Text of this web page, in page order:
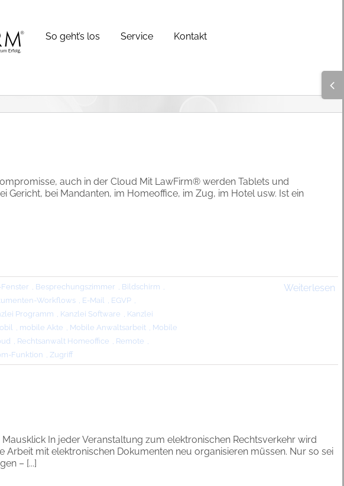
So geht’s los Service Kontakt
auch in der Cloud Mit LawFirm® werden Tablets und
bei Mandanten, im Homeoffice, im Zug, im Hotel usw. Ist ein
, Besprechungszimmer , Bildschirm ,
Workflows , E-Mail , EGVP ,
Programm , Kanzlei Software , Kanzlei
, mobile Akte , Mobile Anwaltsarbeit , Mobile
, Rechtsanwalt Homeoffice , Remote ,
Funktion , Zugriff
Weiterlesen
In jeder Veranstaltung zum elektronischen Rechtsverkehr wird
Arbeit mit elektronischen Dokumenten neu organisieren müssen. Nur so sei
– [...]
Bar
Area